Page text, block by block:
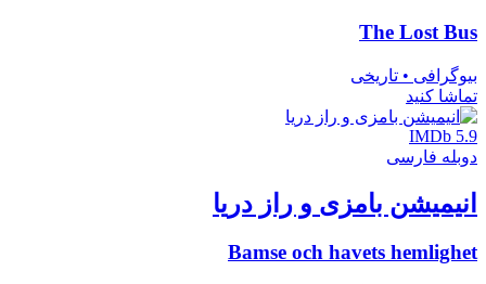
The Lost Bus
بیوگرافی • تاریخی
تماشا کنید
IMDb 5.9
دوبله فارسی
انیمیشن بامزی و راز دریا
Bamse och havets hemlighet